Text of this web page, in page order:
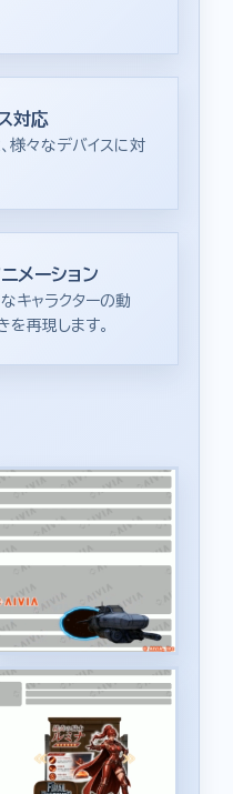
対応
様々なデバイスに対
メーション
キャラクターの動
を再現します。